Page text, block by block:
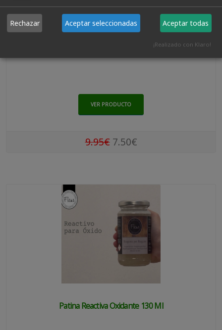
Pintura Oxido Verdin Tono Claro 130 Ml
VER PRODUCTO
9.95€7.50€
Patina Reactiva Oxidante 130 Ml
Rechazar Aceptar seleccionadas Aceptar todas
¡Realizado con Klaro!